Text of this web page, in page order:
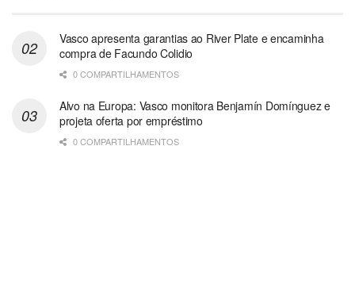
Vasco apresenta garantias ao River Plate e encaminha
compra de Facundo Colidio
0 COMPARTILHAMENTOS
Alvo na Europa: Vasco monitora Benjamín Domínguez e
projeta oferta por empréstimo
0 COMPARTILHAMENTOS